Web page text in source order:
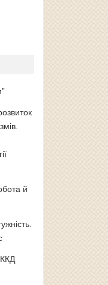
й